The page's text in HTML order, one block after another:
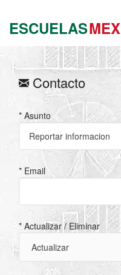
ESCUELASMEX
Contacto
* Asunto
* Email
* Actualizar / Eliminar